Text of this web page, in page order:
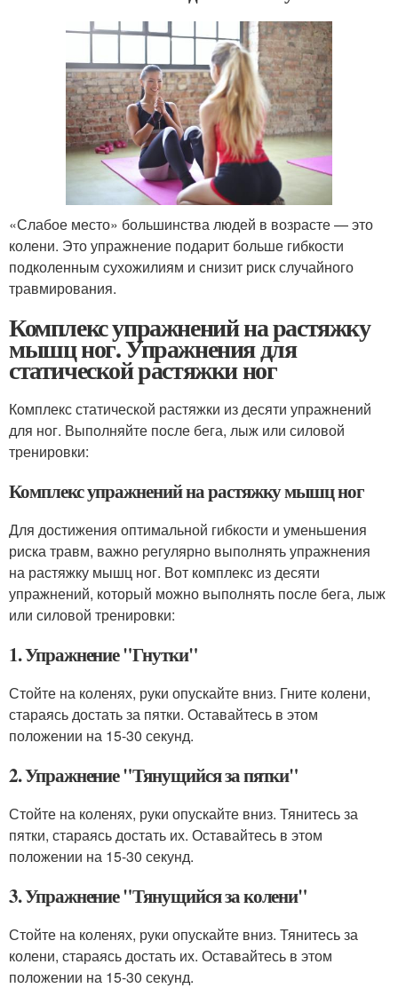
«Слабое место» большинства людей в возрасте — это
колени. Это упражнение подарит больше гибкости
подколенным сухожилиям и снизит риск случайного
травмирования.
Комплекс упражнений на растяжку
мышц ног. Упражнения для
статической растяжки ног
Комплекс статической растяжки из десяти упражнений
для ног. Выполняйте после бега, лыж или силовой
тренировки:
Комплекс упражнений на растяжку мышц ног
Для достижения оптимальной гибкости и уменьшения
риска травм, важно регулярно выполнять упражнения
на растяжку мышц ног. Вот комплекс из десяти
упражнений, который можно выполнять после бега, лыж
или силовой тренировки:
1. Упражнение "Гнутки"
Стойте на коленях, руки опускайте вниз. Гните колени,
стараясь достать за пятки. Оставайтесь в этом
положении на 15-30 секунд.
2. Упражнение "Тянущийся за пятки"
Стойте на коленях, руки опускайте вниз. Тянитесь за
пятки, стараясь достать их. Оставайтесь в этом
положении на 15-30 секунд.
3. Упражнение "Тянущийся за колени"
Стойте на коленях, руки опускайте вниз. Тянитесь за
колени, стараясь достать их. Оставайтесь в этом
положении на 15-30 секунд.